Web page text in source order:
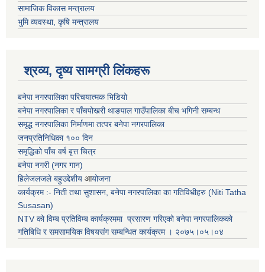
सामाजिक विकास मन्त्रालय
भुमि व्यवस्था, कृषि मन्त्रालय
श्रव्य, दृष्य सामग्री लिंकहरू
बनेपा नगरपालिका परिचयात्मक भिडियो
बनेपा नगरपालिका र पाँचपोखरी थाङपाल गाउँपालिका बीच भगिनी सम्बन्ध
समृद्ध नगरपालिका निर्माणमा तत्पर बनेपा नगरपालिका
जनप्रतिनिधिका १०० दिन
समृद्धिको पाँच वर्ष बृत्त चित्र
बनेपा नगरी (नगर गान)
हिलेजलजले बहुउद्देशीय आयोजना
कार्यक्रम :- निती तथा सुशासन, बनेपा नगरपालिका का गतिविधीहरु (Niti Tatha
Susasan)
NTV को विम्ब प्रतिविम्ब कार्यक्रममा प्रसारण गरिएकोबनेपा नगरपालिकको
गतिबिधि र समसामयिक विषयसंग सम्बन्धित कार्यक्रम । २०७५।०५।०४